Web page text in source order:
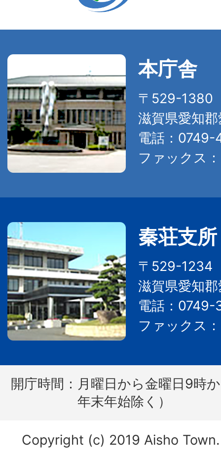
本庁舎
〒529-
滋賀県愛知
電話：0749-
ファックス
秦荘支所
〒529-
滋賀県愛知
電話：0749-
ファックス
開庁時間： 月曜日から金曜日9時
年末年始除く）
Copyright (c) 2019 Aisho